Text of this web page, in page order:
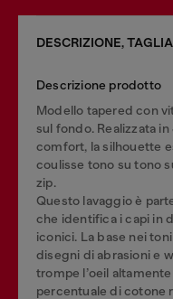
DESCRIZIONE,
Descrizione prodotto
Modello tapered con
sul fondo. Realizzata
comfort, la silhouette
coulisse tono su tono
zip.
Questo lavaggio è
che identifica i capi in
iconici. La base nei
disegni di abrasioni e
trompe l’oeil
percentuale di cotone